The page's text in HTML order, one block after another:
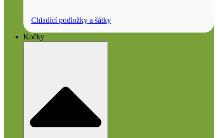
Chladící podložky a šátky
Kočky